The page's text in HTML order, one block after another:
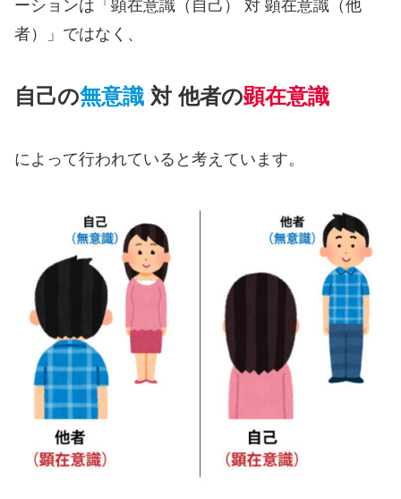
ーションは「顕在意識（自己） 対 顕在意識（他
者）」ではなく、
自己の無意識 対 他者の顕在意識
によって行われていると考えています。